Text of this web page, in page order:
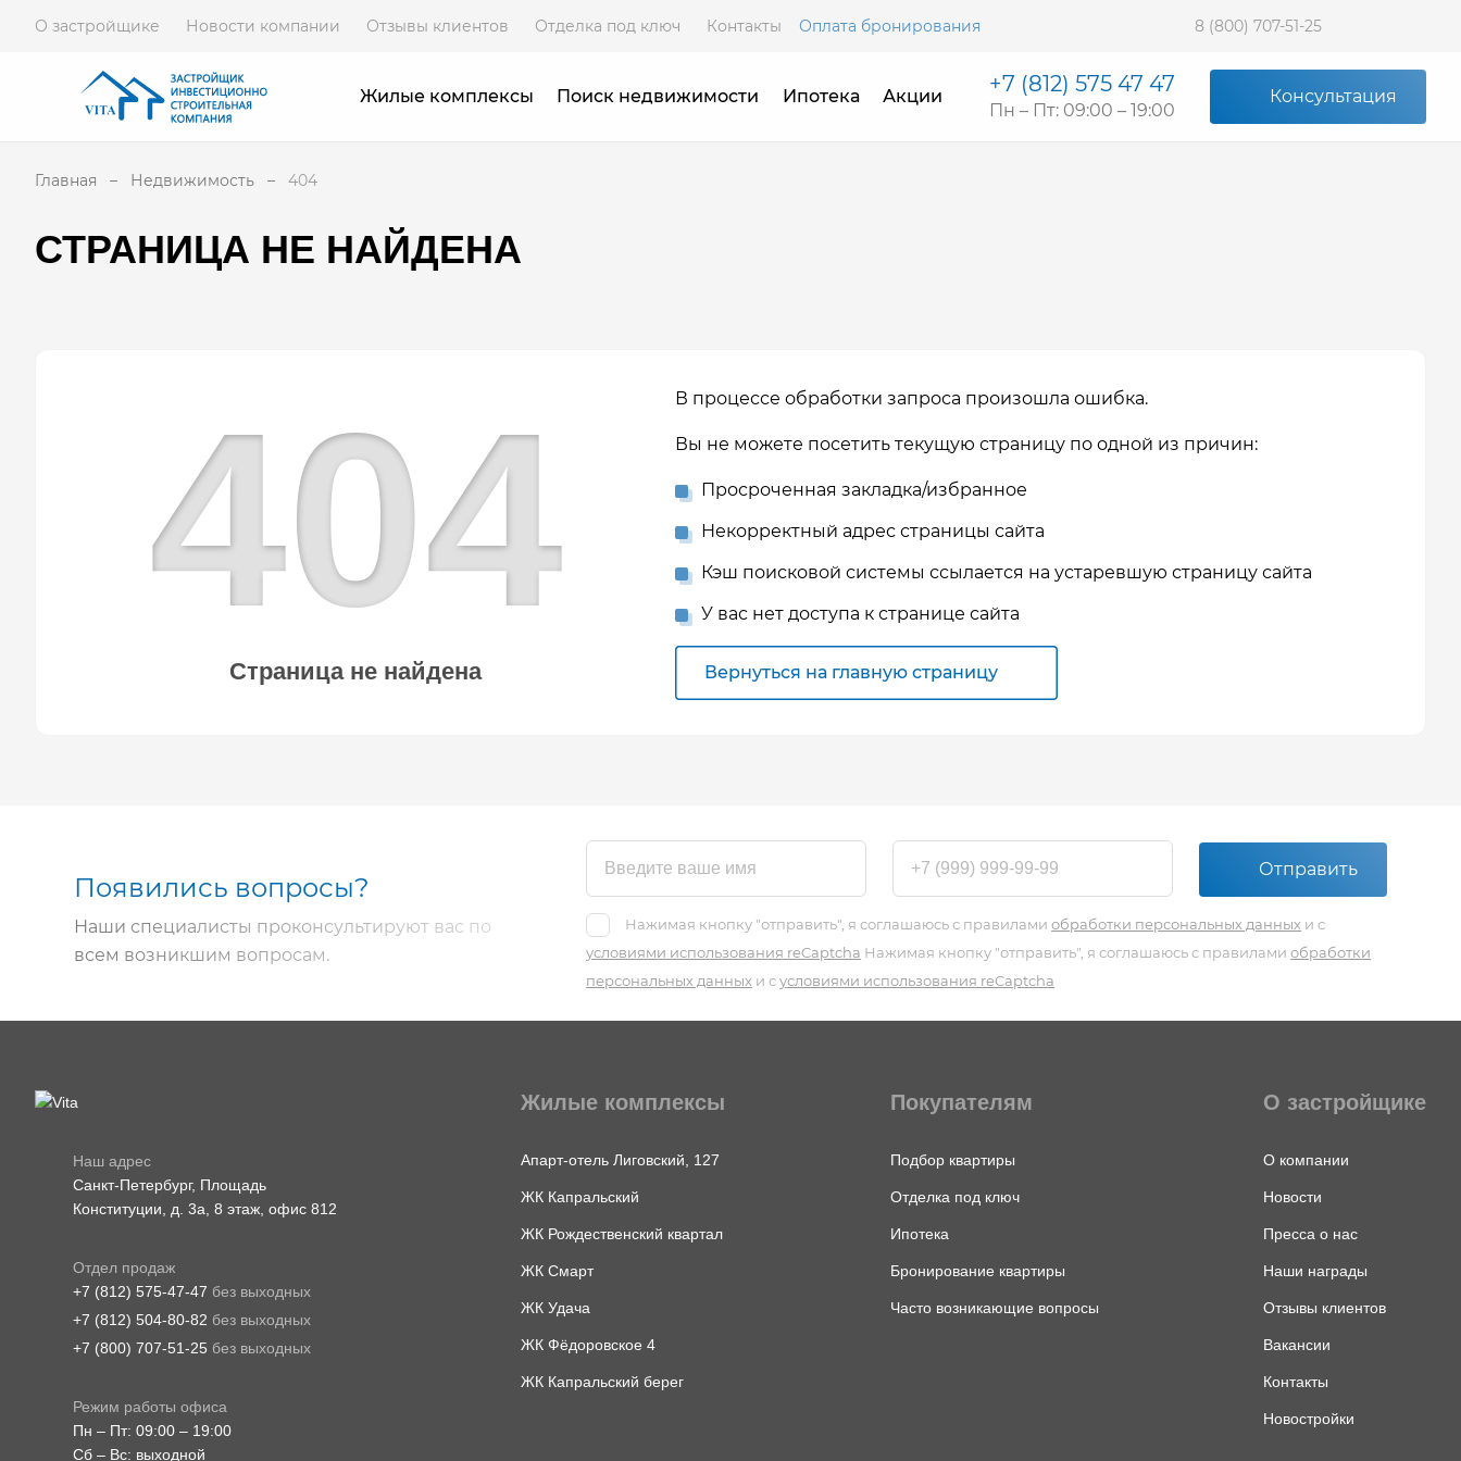
О застройщике Новости компании Отзывы клиентов Отделка под ключ Контакты Оплата бронирования 8 (800) 707-51-25
Жилые комплексы Поиск недвижимости Ипотека Акции +7 (812) 575 47 47
Пн – Пт: 09:00 – 19:00
Консультация
Главная Недвижимость 404
СТРАНИЦА НЕ НАЙДЕНА
404
Страница не найдена
В процессе обработки запроса произошла ошибка.
Вы не можете посетить текущую страницу по одной из причин:
Просроченная закладка/избранное
Некорректный адрес страницы сайта
Кэш поисковой системы ссылается на устаревшую страницу сайта
У вас нет доступа к странице сайта
Вернуться на главную страницу
Появились вопросы?
Наши специалисты проконсультируют вас по
всем возникшим вопросам.
Отправить
Нажимая кнопку "отправить", я соглашаюсь с правиламиобработки персональных данных и с
условиями использования reCaptcha Нажимая кнопку "отправить", я соглашаюсь с правиламиобработки
персональных данных и сусловиями использования reCaptcha
Наш адрес
Санкт-Петербург, Площадь
Конституции, д. 3а, 8 этаж, офис 812
Отдел продаж
+7 (812) 575-47-47 без выходных
+7 (812) 504-80-82 без выходных
+7 (800) 707-51-25 без выходных
Режим работы офиса
Пн – Пт: 09:00 – 19:00
Сб – Вс: выходной
Жилые комплексы
Апарт-отель Лиговский, 127
ЖК Капральский
ЖК Рождественский квартал
ЖК Смарт
ЖК Удача
ЖК Фёдоровское 4
ЖК Капральский берег
Покупателям
Подбор квартиры
Отделка под ключ
Ипотека
Бронирование квартиры
Часто возникающие вопросы
О застройщике
О компании
Новости
Пресса о нас
Наши награды
Отзывы клиентов
Вакансии
Контакты
Новостройки